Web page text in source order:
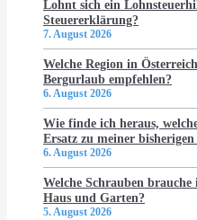
Lohnt sich ein
Steuererklärung?
7. August 2026
Welche Region in
Bergurlaub empfehlen?
6. August 2026
Wie finde ich heraus,
Ersatz zu meiner
6. August 2026
Welche Schrauben
Haus und Garten?
5. August 2026